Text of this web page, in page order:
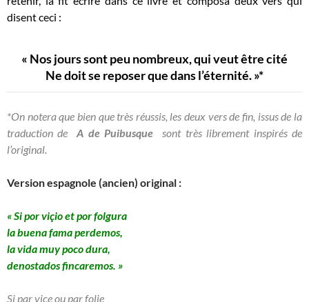
disent ceci :
« Nos jours sont peu nombreux, qui veut être cité
Ne doit se reposer que dans l’éternité. »*
*On notera que bien que très réussis, les deux vers de fin, issus de la
traduction deA de Puibusque
sont très librement inspirés de
l’original.
Version espagnole (ancien) original :
« Si por viçio et por folgura
la buena fama perdemos,
la vida muy poco dura,
denostados fincaremos. »
Si par vice ou par folie